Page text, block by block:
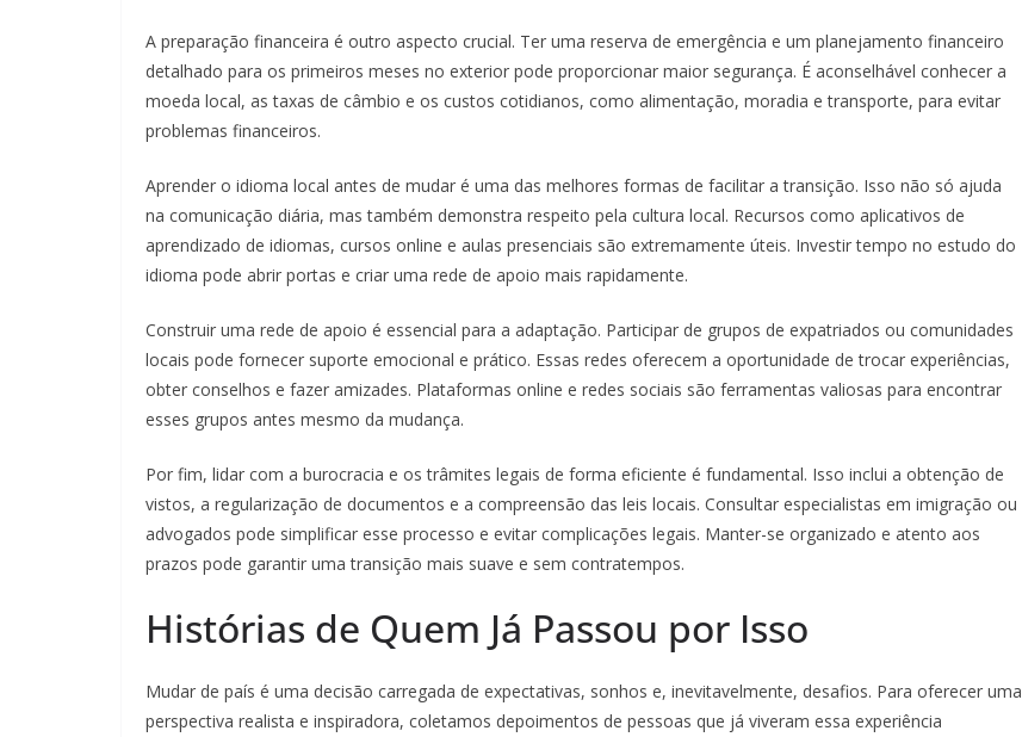
A preparação financeira é outro aspecto crucial. Ter uma reserva de emergência e um planejamento financeiro
detalhado para os primeiros meses no exterior pode proporcionar maior segurança. É aconselhável conhecer a
moeda local, as taxas de câmbio e os custos cotidianos, como alimentação, moradia e transporte, para evitar
problemas financeiros.
Aprender o idioma local antes de mudar é uma das melhores formas de facilitar a transição. Isso não só ajuda
na comunicação diária, mas também demonstra respeito pela cultura local. Recursos como aplicativos de
aprendizado de idiomas, cursos online e aulas presenciais são extremamente úteis. Investir tempo no estudo do
idioma pode abrir portas e criar uma rede de apoio mais rapidamente.
Construir uma rede de apoio é essencial para a adaptação. Participar de grupos de expatriados ou comunidades
locais pode fornecer suporte emocional e prático. Essas redes oferecem a oportunidade de trocar experiências,
obter conselhos e fazer amizades. Plataformas online e redes sociais são ferramentas valiosas para encontrar
esses grupos antes mesmo da mudança.
Por fim, lidar com a burocracia e os trâmites legais de forma eficiente é fundamental. Isso inclui a obtenção de
vistos, a regularização de documentos e a compreensão das leis locais. Consultar especialistas em imigração ou
advogados pode simplificar esse processo e evitar complicações legais. Manter-se organizado e atento aos
prazos pode garantir uma transição mais suave e sem contratempos.
Histórias de Quem Já Passou por Isso
Mudar de país é uma decisão carregada de expectativas, sonhos e, inevitavelmente, desafios. Para oferecer uma
perspectiva realista e inspiradora, coletamos depoimentos de pessoas que já viveram essa experiência